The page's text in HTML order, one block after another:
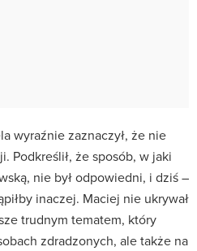
wyraźnie zaznaczył, że nie
Podkreślił, że sposób, w jaki
nie był odpowiedni, i dziś –
inaczej. Maciej nie ukrywał
trudnym tematem, który
zdradzonych, ale także na